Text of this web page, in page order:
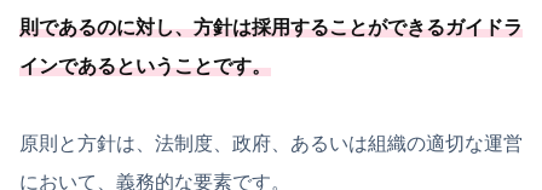
則であるのに対し、方針は採用することができるガイドラ
インであるということです。
原則と方針は、法制度、政府、あるいは組織の適切な運営
において、義務的な要素です。